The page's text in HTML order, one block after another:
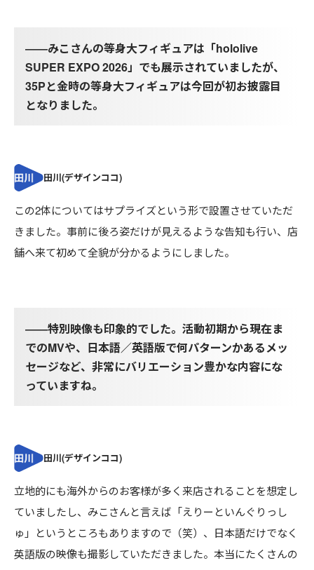
――みこさんの等身大フィギュアは「hololive
SUPER EXPO 2026」でも展示されていましたが、
35Pと金時の等身大フィギュアは今回が初お披露目
となりました。
この2体についてはサプライズという形で設置させていただ
きました。事前に後ろ姿だけが見えるような告知も行い、店
舗へ来て初めて全貌が分かるようにしました。
――特別映像も印象的でした。活動初期から現在ま
でのMVや、日本語／英語版で何パターンかあるメッ
セージなど、非常にバリエーション豊かな内容にな
っていますね。
立地的にも海外からのお客様が多く来店されることを想定し
ていましたし、みこさんと言えば「えりーといんぐりっし
ゅ」というところもありますので（笑）、日本語だけでなく
英語版の映像も撮影していただきました。本当にたくさんの